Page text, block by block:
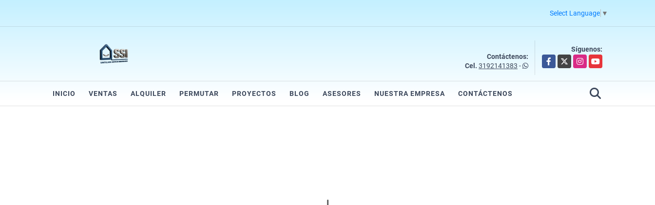
Select Language ▼
Contáctenos:
Cel. 3192141383 -
Síguenos:
Facebook
X InstagramYouTube
INICIO VENTAS ALQUILER PERMUTAR PROYECTOS BLOG ASESORES NUESTRA EMPRESA CONTÁCTENOS